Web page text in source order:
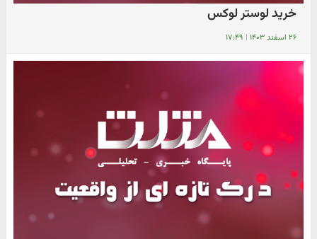
خرید لوستر لوکس
۲۶ اسفند ۱۴۰۳ | ۱۷:۴۹